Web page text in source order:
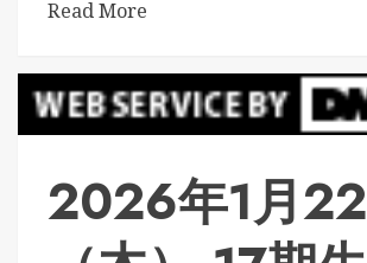
Read More
2026年1月